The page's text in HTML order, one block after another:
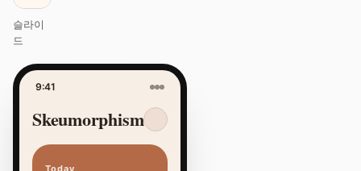
슬라이
드
9:41
Skeumorphism
Today